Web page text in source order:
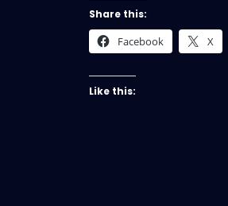
Share this:
Facebook X
Like this: